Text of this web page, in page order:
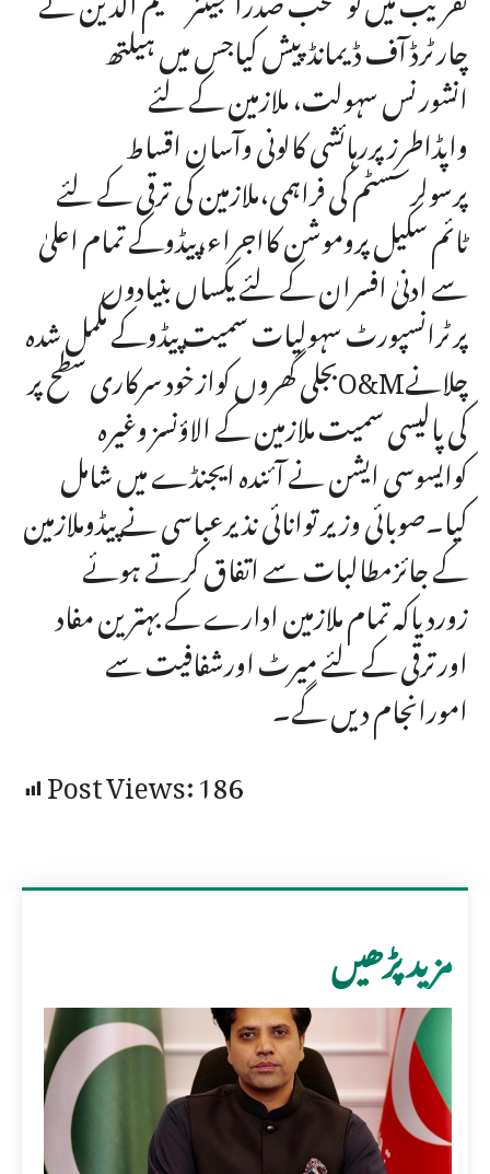
چارٹرڈ آف ڈیمانڈپیش کیاجس میں ہیلتھ
انشورنس سہولت، ملازمین کے لئے
واپڈاطرزپررہائشی کالونی وآسان اقساط
پرسولرسسٹم کی فراہمی،ملازمین کی ترقی کے لئے
ٹائم سکیل پروموشن کااجراء،پیڈوکے تمام اعلیٰ
سے ادنیٰ افسران کے لئے یکساں بنیادوں
پرٹرانسپورٹ سہولیات سمیت پیڈوکے مکمل شدہ
بجلی گھروں کوازخود سرکاری سطح پرO&Mچلانے
کی پالیسی سمیت ملازمین کے الاؤنسز وغیرہ
کوایسوسی ایشن نے آئندہ ایجنڈے میں شامل
کیا۔صوبائی وزیر توانائی نذیرعباسی نے پیڈوملازمین
کے جائزمطالبات سے اتفاق کرتے ہوئے
زوردیاکہ تمام ملازمین ادارے کے بہترین مفاد
اورترقی کے لئے میرٹ اورشفافیت سے
امورانجام دیں گے۔
Post Views:186
مزید پڑھیں